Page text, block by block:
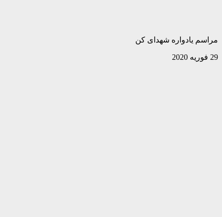
مراسم یادواره شهدای کن
29 فوریه 2020